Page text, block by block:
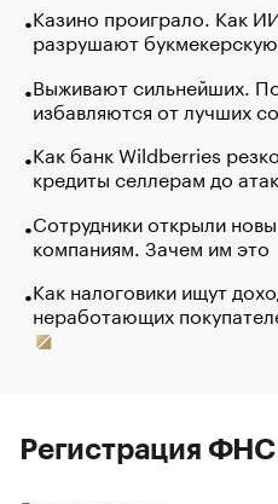
Казино проиграло. Как
разрушают
Выживают сильнейших.
избавляются от лучших
Как банк Wildberries
кредиты селлерам до
Сотрудники открыли
компаниям. Зачем им это
Как налоговики ищут
неработающих
Регистрация ФНС